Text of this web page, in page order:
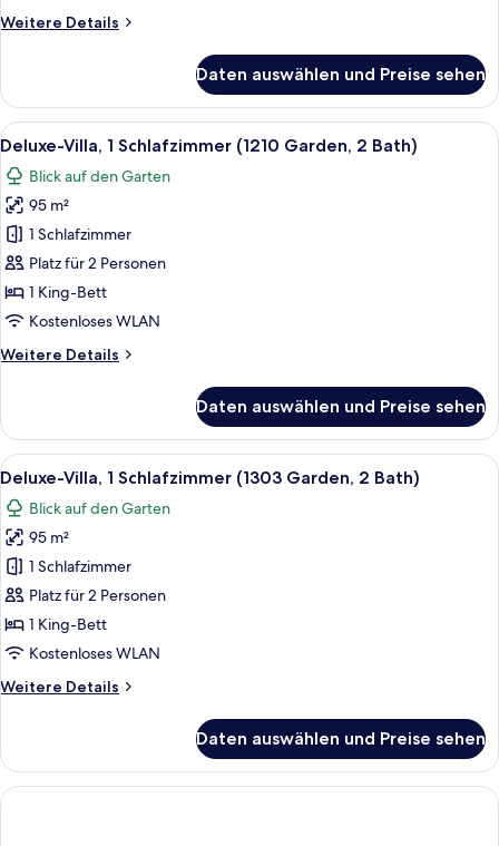
anzeigen
Weitere Details
Weitere
Villa,
2 Schlafzimmer
(Garden,
Bath)
Daten auswählen und Preise sehen
Alle
Fotos
für
Deluxe-
Villa,
1
Schlafzimmer
(1210
2
Ein Balkon mit zwei Liegestühlen
15
Deluxe-Villa, 1 Schlafzimmer (1210 Garden, 2 Bath)
Blick auf den Garten
95 m²
1 Schlafzimmer
Platz für 2 Personen
1 King-Bett
Kostenloses WLAN
Weitere Details
Weitere
Villa,
Schlafzimmer
(1210
Garden,
2
Bath)
Daten auswählen und Preise sehen
Alle
Fotos
für
Deluxe-
Villa,
1
Schlafzimmer
(1303
2
Ein modernes Wohnzimmer mit
13
Deluxe-Villa, 1 Schlafzimmer (1303 Garden, 2 Bath)
Blick auf den Garten
95 m²
1 Schlafzimmer
Platz für 2 Personen
1 King-Bett
Kostenloses WLAN
Weitere Details
Weitere
Villa,
Schlafzimmer
Daten auswählen und Preise sehen